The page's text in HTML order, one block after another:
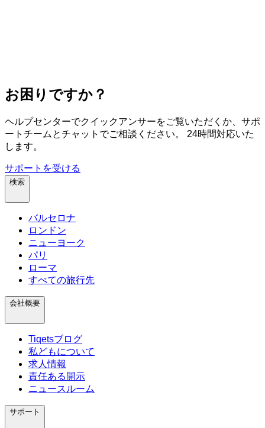
お困りですか？
ヘルプセンターでクイックアンサーをご覧いただくか、サポ
ートチームとチャットでご相談ください。 24時間対応いた
します。
サポートを受ける
検索
バルセロナ
ロンドン
ニューヨーク
パリ
ローマ
すべての旅行先
会社概要
Tiqetsブログ
私どもについて
求人情報
責任ある開示
ニュースルーム
サポート